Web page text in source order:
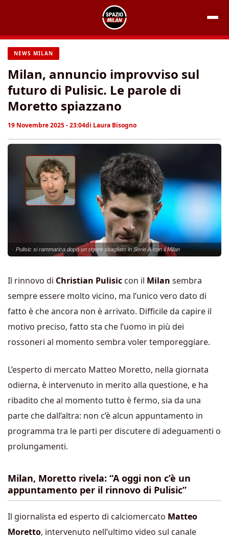
contenuto
NEWS MILAN
Milan, annuncio improvviso sul
futuro di Pulisic. Le parole di
Moretto spiazzano
19 Novembre 2025 - 23:04di Laura Bisogno
Pulisic si rammarica dopo un rigore sbagliato in Serie A con il Milan
Il rinnovo di Christian Pulisic con il Milan sembra
sempre essere molto vicino, ma l’unico vero dato di
fatto è che ancora non è arrivato. Difficile da capire il
motivo preciso, fatto sta che l’uomo in più dei
rossoneri al momento sembra voler temporeggiare.
L’esperto di mercato Matteo Moretto, nella giornata
odierna, è intervenuto in merito alla questione, e ha
ribadito che al momento tutto è fermo, sia da una
parte che dall’altra: non c’è alcun appuntamento in
programma tra le parti per discutere di adeguamenti o
prolungamenti.
Milan, Moretto rivela: “A oggi non c’è un
appuntamento per il rinnovo di Pulisic”
Il giornalista ed esperto di calciomercato Matteo
Moretto, intervenuto nell’ultimo video sul canale